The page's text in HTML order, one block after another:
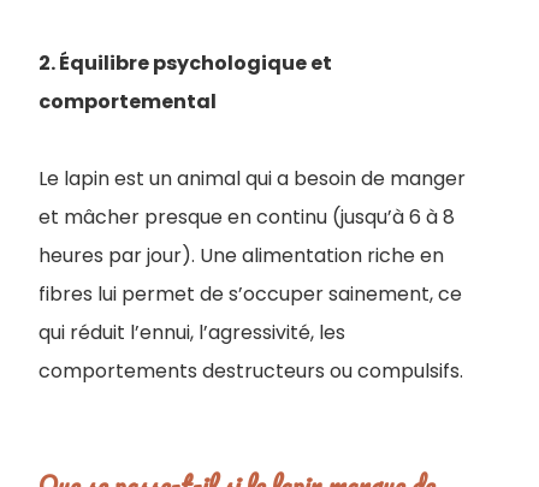
2. Équilibre psychologique et
comportemental
Le lapin est un animal qui a besoin de manger
et mâcher presque en continu (jusqu’à 6 à 8
heures par jour). Une alimentation riche en
fibres lui permet de s’occuper sainement, ce
qui réduit l’ennui, l’agressivité, les
comportements destructeurs ou compulsifs.